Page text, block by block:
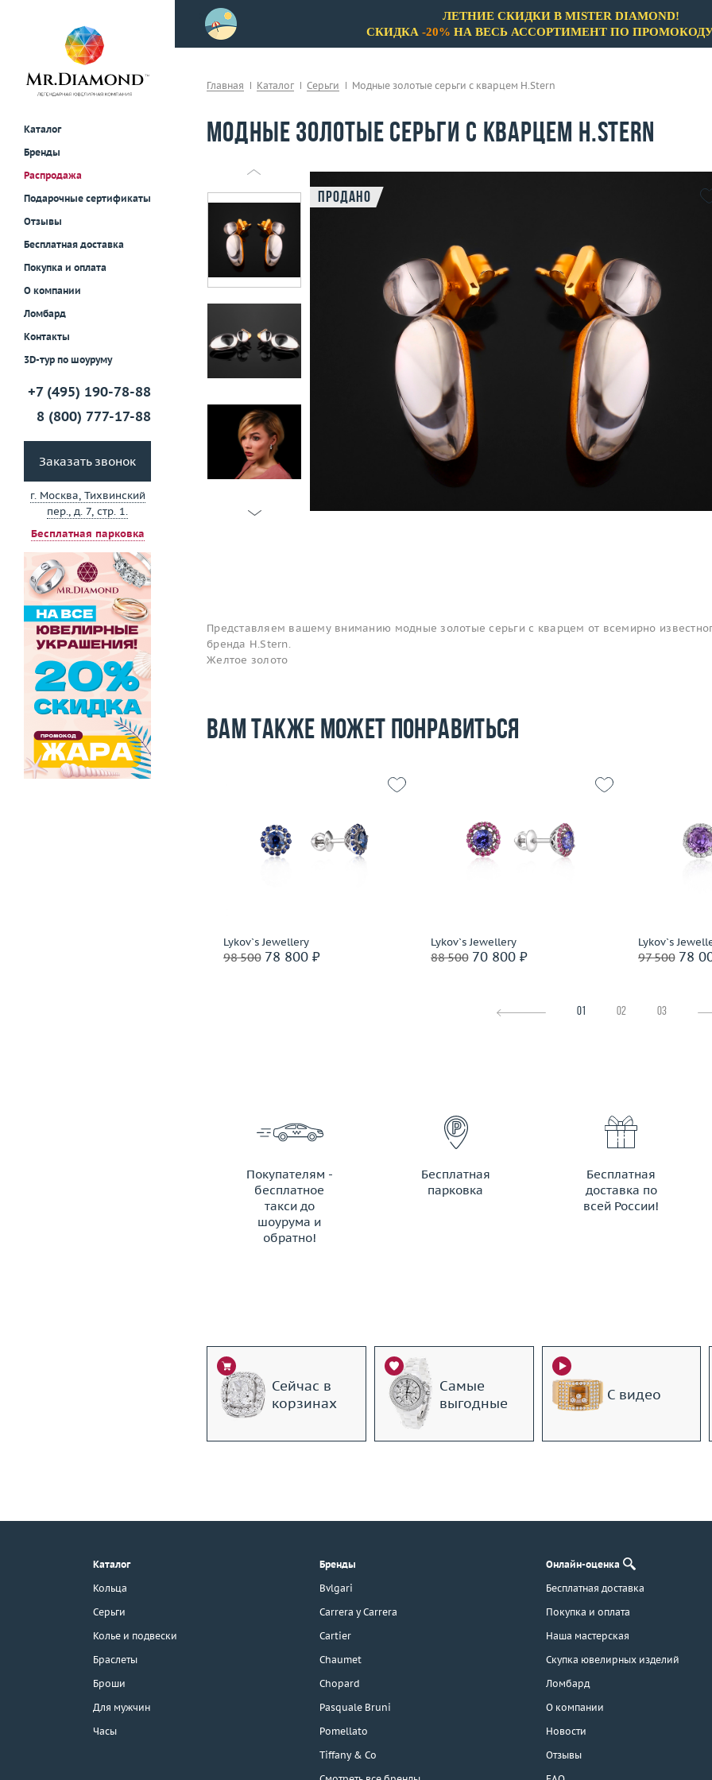
Каталог
Бренды
Распродажа
Подарочные сертификаты
Отзывы
Бесплатная доставка
Покупка и оплата
О компании
Ломбард
Контакты
3D-тур по шоуруму
+7 (495) 190-78-88
8 (800) 777-17-88
Заказать звонок
г. Москва, Тихвинский
пер., д. 7, стр. 1.
Бесплатная парковка
г. Москва, Тихвинский пер., д. 7,
3D-тур по шоуруму
примерки!
ЛЕТНИЕ СКИДКИ В MISTER DIAMOND!
СКИДКА -20% НА ВЕСЬ АССОРТИМЕНТ ПО
Главная Каталог Серьги Модные золотые серьги с кварцем H.Stern
Модные золотые серьги с кварцем H.Stern
Продано
Представляем вашему вниманию модные золотые серьги с кварцем от всемирно
бренда H.Stern.
Желтое золото
Вам также может понравиться
Lykov`s Jewellery
98 50078 800 ₽
1.61
Материал
золото 585 пробы
Lykov`s Jewellery
88 50070 800 ₽
Материал
золото 585 пробы
Lykov`s
97 50078
01 02 03
Покупателям -
бесплатное
такси до
шоурума и
обратно!
ЗАКАЗАТЬ ТАКСИ
Бесплатная
парковка
Бесплатная
доставка по
всей России!
Сейчас в
корзинах
Самые
выгодные
С видео
Каталог
Кольца
Серьги
Колье и подвески
Браслеты
Броши
Для мужчин
Часы
Бренды
Bvlgari
Carrera y Carrera
Cartier
Chaumet
Chopard
Pasquale Bruni
Pomellato
Tiffany & Co
Онлайн-оценка
Бесплатная доставка
Покупка и оплата
Наша мастерская
Скупка ювелирных изделий
Ломбард
О компании
Новости
Отзывы